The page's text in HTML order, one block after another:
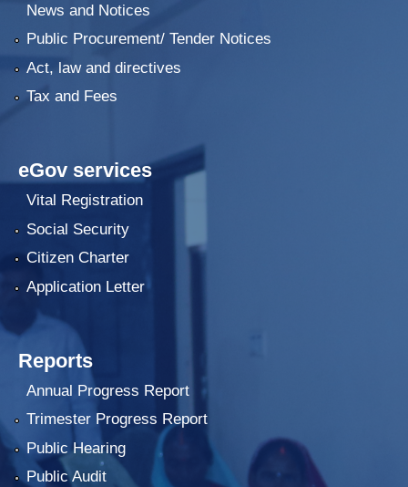
News and Notices
Public Procurement/ Tender Notices
Act, law and directives
Tax and Fees
eGov services
Vital Registration
Social Security
Citizen Charter
Application Letter
Reports
Annual Progress Report
Trimester Progress Report
Public Hearing
Public Audit